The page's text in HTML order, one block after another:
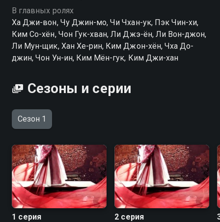
В главных ролях
Ха Джи-вон, Чу Джин-мо, Чи Чхан-ук, Пэк Чин-хи,
Ким Со-хён, Чон Гук-хван, Ли Джэ-ён, Ли Вон-джон,
Ли Мун-щик, Хан Хе-рин, Ким Джон-хён, Чха До-
джин, Чон Ун-ин, Ким Мён-гук, Ким Джи-хан
Сезоны и серии
Сезон 1
1 серия 2 серия